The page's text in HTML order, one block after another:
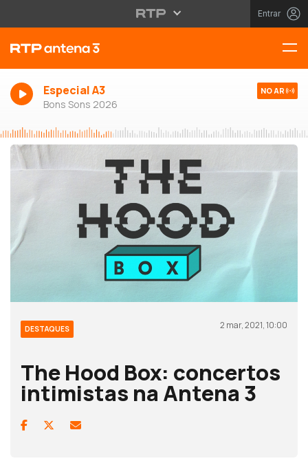
Entrar
Especial A3
Bons Sons 2026
NO AR
DESTAQUES 2 mar, 2021, 10:00
The Hood Box: concertos
intimistas na Antena 3